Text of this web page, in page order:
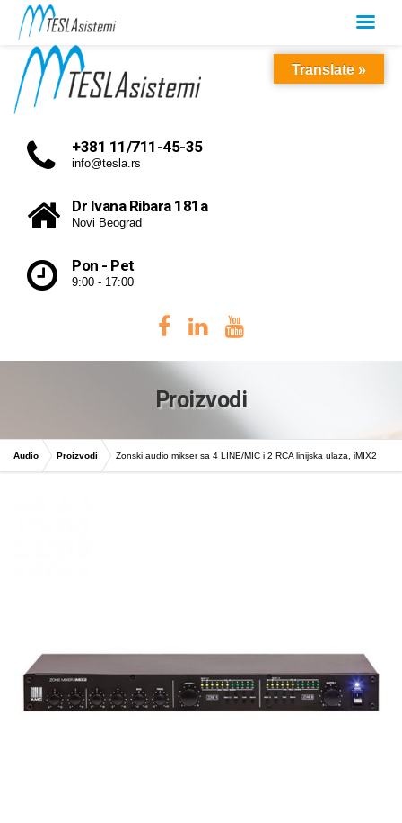
+381 11/711-45-35
info@tesla.rs
Dr Ivana Ribara 181a
Novi Beograd
Pon - Pet
9:00 - 17:00
Proizvodi
Audio Proizvodi Zonski audio mikser sa 4 LINE/MIC i 2 RCA linijska ulaza, iMIX2
Translate »